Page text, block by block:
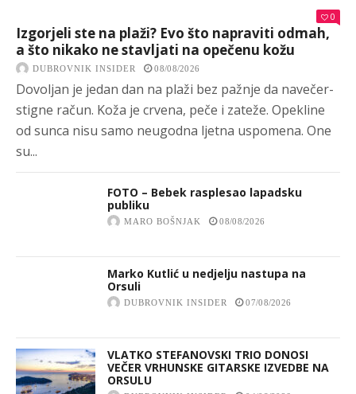
0
Izgorjeli ste na plaži? Evo što napraviti odmah,
a što nikako ne stavljati na opečenu kožu
DUBROVNIK INSIDER 08/08/2026
Dovoljan je jedan dan na plaži bez pažnje da navečer-
stigne račun. Koža je crvena, peče i zateže. Opekline
od sunca nisu samo neugodna ljetna uspomena. One
su...
FOTO – Bebek rasplesao lapadsku
publiku
MARO BOŠNJAK 08/08/2026
Marko Kutlić u nedjelju nastupa na
Orsuli
DUBROVNIK INSIDER 07/08/2026
VLATKO STEFANOVSKI TRIO DONOSI
VEČER VRHUNSKE GITARSKE IZVEDBE NA
ORSULU